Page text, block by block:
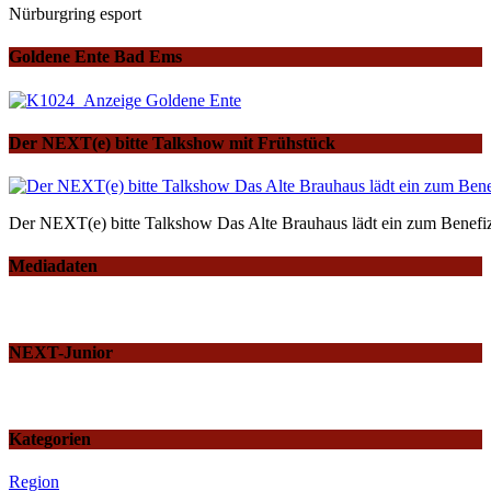
Nürburgring esport
Goldene Ente Bad Ems
Der NEXT(e) bitte Talkshow mit Frühstück
Der NEXT(e) bitte Talkshow Das Alte Brauhaus lädt ein zum
Mediadaten
NEXT-Junior
Kategorien
Region